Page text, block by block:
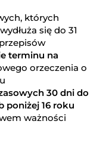
których
się do 31
terminu na
orzeczenia o
30 dni do
poniżej 16 roku
ważności